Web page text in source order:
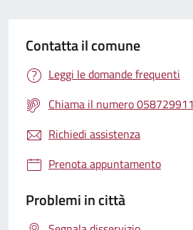
Contatta il comune
Leggi le domande frequenti
Chiama il numero
Richiedi assistenza
Prenota appuntamento
Problemi in città